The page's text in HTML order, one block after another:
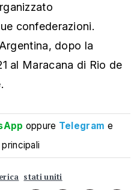
confederazioni.
dopo la
al Maracana di Rio de
oppure Telegram e
stati uniti